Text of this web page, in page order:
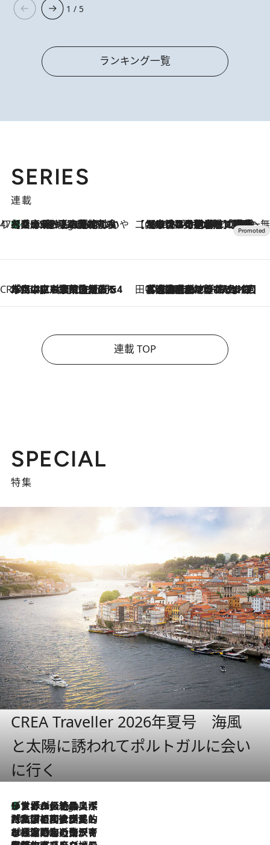
1 / 5
ランキング一覧
SERIES
連載
47都道府県の手みやげ ひんやりスイーツで夏を満喫
2 Hours Ago
【兵庫県】この夏絶対食べたい 冷やしておいしいおやつ3選 淡路島の恵みをジェラートに集約 【CREA×星野リゾート】唯一無二。癒しと発見が待つ場所へ
2026.8.7
【トンボの足水浴】ヒノキの香りに包まれて涼感マックス！約13℃の湧水かけ流しを避暑地「星野温泉 トンボの湯」で体験
CREA'S CHOICE
2026.8.7
「立川にも歌舞伎があるんだよ」 片岡仁左衛門・市川中車ら豪華座組みで4年目の立川立飛歌舞伎へ 田中稲の勝手に再ブーム
2026.8.7
「湘南乃風に憧れて」観客大盛上がりの“タオル回し”に、ラッパー顔負けの高速歌唱まで…さだまさし（74）のアグレッシブすぎる現在地
連載 TOP
SPECIAL
特集
CREA Traveller 2026年夏号 海風
と太陽に誘われてポルトガルに会い
に行く
2 Hours Ago
リスボンの絶品スイーツ「パステル・デ・ナタ」とは？ポルトガル伝統の奥深い世界へ
2026.7.27
「私の祖国はポルトガル語です」国民的詩人フェルナンド・ペソアと、彼が愛した文学の街を歩く
2026.7.26
ポルトガル近海が育む極上の海の幸。キリリと冷えた白ワインと愉しむ、シーフード専門店の贅沢